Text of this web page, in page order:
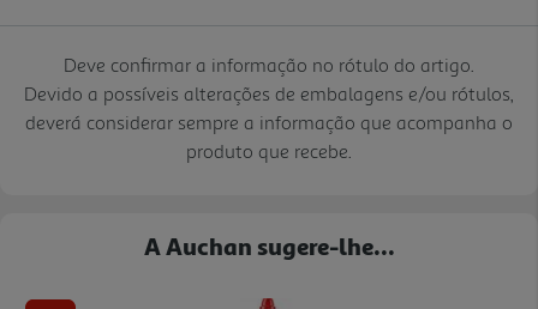
Deve confirmar a informação no rótulo do artigo.
Devido a possíveis alterações de embalagens e/ou rótulos,
deverá considerar sempre a informação que acompanha o
produto que recebe.
A Auchan sugere-lhe...